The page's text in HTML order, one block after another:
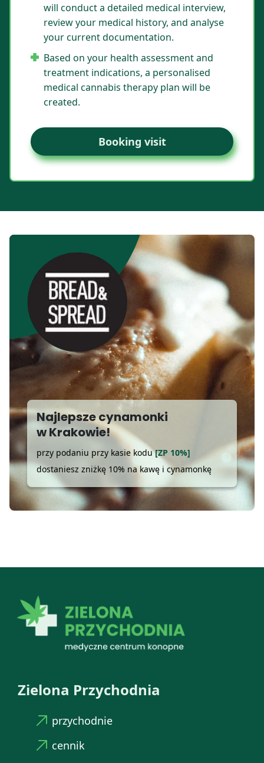
will conduct a detailed medical interview,
review your medical history, and analyse
your current documentation.
Based on your health assessment and
treatment indications, a personalised
medical cannabis therapy plan will be
created.
Booking visit
Najlepsze cynamonki
w Krakowie!
przy podaniu przy kasie kodu[ZP 10%]
dostaniesz zniżkę 10% na kawę i cynamonkę
Zielona Przychodnia
przychodnie
cennik